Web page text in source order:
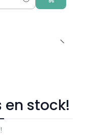
en stock!